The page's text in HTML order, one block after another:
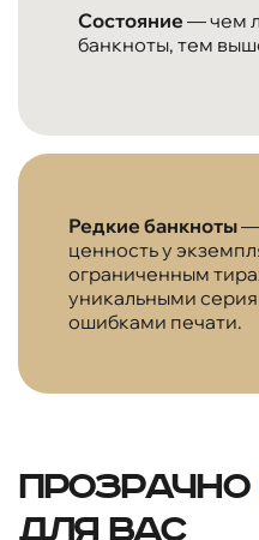
Состояние — чем
банкноты, тем
Редкие банкноты—
ценность у
ограниченным
уникальными
ошибками печати.
Прозрачно
для вас